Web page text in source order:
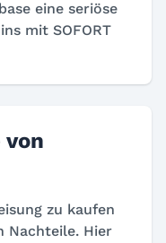
eine seriöse
mit SOFORT
zu kaufen
Nachteile. Hier